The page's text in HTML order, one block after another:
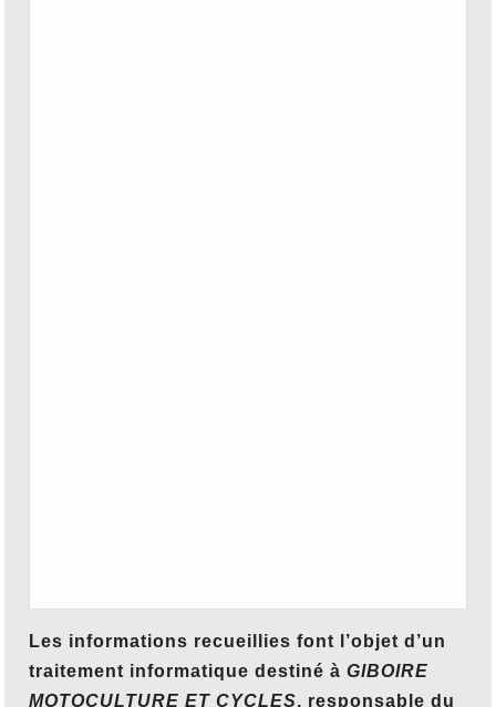
Les informations recueillies font l’objet d’un
traitement informatique destiné à GIBOIRE
MOTOCULTURE ET CYCLES, responsable du